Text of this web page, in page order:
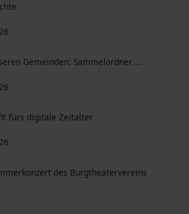
Gemeinden: Sammelordner ...
fürs digitale Zeitalter
des Burgtheatervereins